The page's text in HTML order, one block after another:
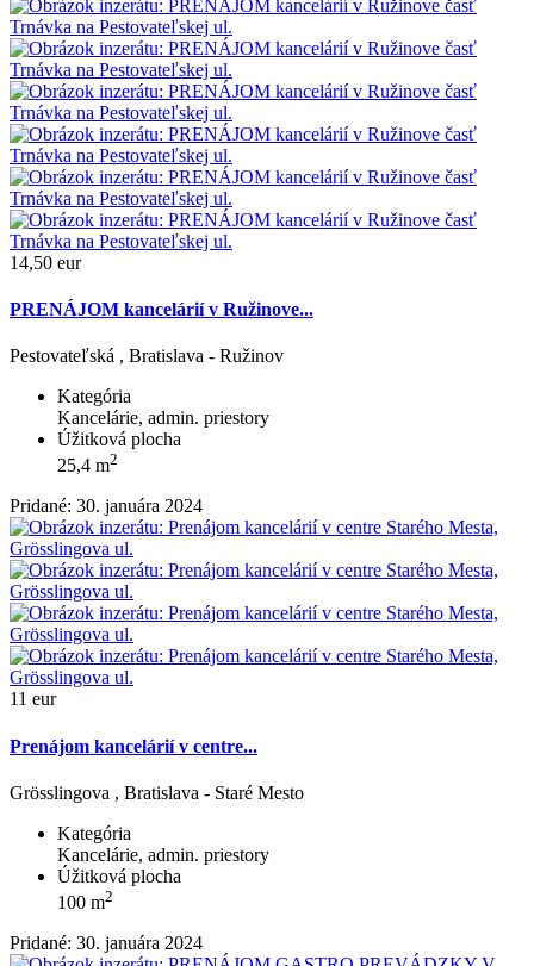
14,50 eur
PRENÁJOM kancelárií v Ružinove...
Pestovateľská , Bratislava - Ružinov
Kategória
Kancelárie, admin. priestory
Úžitková plocha
25,4 m2
Pridané: 30. januára 2024
11 eur
Prenájom kancelárií v centre...
Grösslingova , Bratislava - Staré Mesto
Kategória
Kancelárie, admin. priestory
Úžitková plocha
100 m2
Pridané: 30. januára 2024